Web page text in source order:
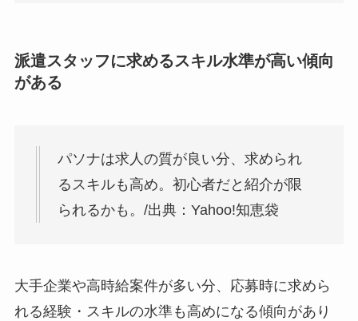
派遣スタッフに求めるスキル水準が高い傾向
がある
パソナは求人の質が良い分、求められ
るスキルも高め。初心者だと紹介が限
られるかも。/出典：Yahoo!知恵袋
大手企業や高時給案件が多い分、応募時に求めら
れる経験・スキルの水準も高めになる傾向があり